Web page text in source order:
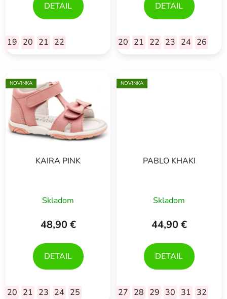
DETAIL
19 20 21 22
DETAIL
20 21 22 23 24 26
NOVINKA
KAIRA PINK
Skladom
48,90 €
DETAIL
20 21 23 24 25
NOVINKA
PABLO KHAKI
Skladom
44,90 €
DETAIL
27 28 29 30 31 32